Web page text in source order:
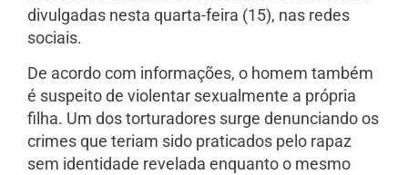
divulgadas nesta quarta-feira (15), nas redes
sociais.
De acordo com informações, o homem também
é suspeito de violentar sexualmente a própria
filha. Um dos torturadores surge denunciando os
crimes que teriam sido praticados pelo rapaz
sem identidade revelada enquanto o mesmo